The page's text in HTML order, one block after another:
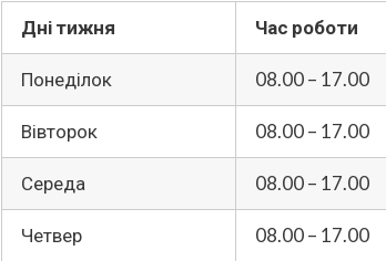
Дні тижня Час роботи
Понеділок 08.00 – 17.00
Вівторок 08.00 – 17.00
Середа 08.00 – 17.00
Четвер 08.00 – 17.00